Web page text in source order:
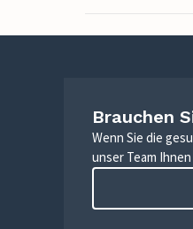
Brauchen
Wenn Sie die
unser Team